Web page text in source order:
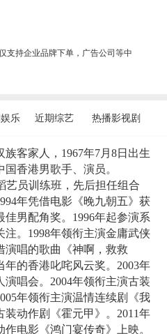
支持企业品牌下单，广告公司等中
乐 近期综艺 热播影视剧
客家人，1967年7月8日出生
香港男歌手、演员。
艺员训练班，先后担任组合
年凭借电影《晚九朝五》获
男配角奖。1996年起参演系
。1998年领衔主演金庸武侠
演唱的歌曲《神啊，救救
的香港叱咤风云奖。2003年
唱会。2004年领衔主演古装
年领衔主演温情连续剧《我
装动作剧《霍元甲》。2011年
电影《鸿门宴传奇》上映。